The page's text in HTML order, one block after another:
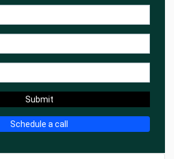
Submit
Schedule a call